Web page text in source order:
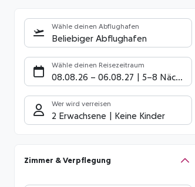
Wähle deinen Abflughafen
Beliebiger Abflughafen
Wähle deinen Reisezeitraum
08.08.26 – 06.08.27 5-8 Nächte
Wer wird verreisen
2 Erwachsene Keine Kinder
Zimmer & Verpflegung